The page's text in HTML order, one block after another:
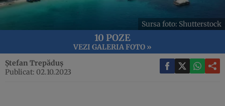
Sursa foto: Shutterstock
10 POZE
VEZI GALERIA FOTO »
Ștefan Trepăduș
Publicat: 02.10.2023